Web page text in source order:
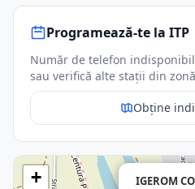
Programează-te la ITP
Număr de telefon
sau verifică alte stații din
Obține
IGEROM
+